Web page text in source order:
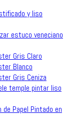
y liso
estuco veneciano
Gris Claro
Blanco
Gris Ceniza
temple pintar liso
Papel Pintado en